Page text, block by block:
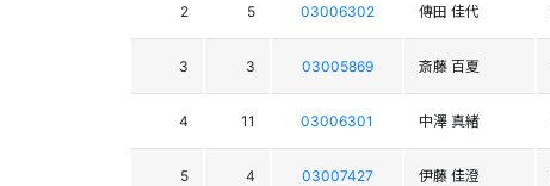
2 5 03006302 傳田 佳代
3 3 03005869 斎藤 百夏
4 11 03006301 中澤 真緒
5 4 03007427 伊藤 佳澄